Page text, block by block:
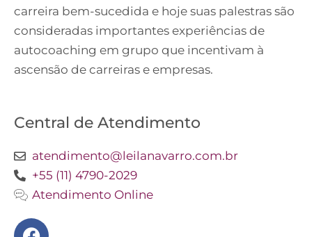
carreira bem-sucedida e hoje suas palestras são
consideradas importantes experiências de
autocoaching em grupo que incentivam à
ascensão de carreiras e empresas.
Central de Atendimento
atendimento@leilanavarro.com.br
+55 (11) 4790-2029
Atendimento Online
Facebook
Instagram
Twitter
Youtube
Linkedin
Slideshare